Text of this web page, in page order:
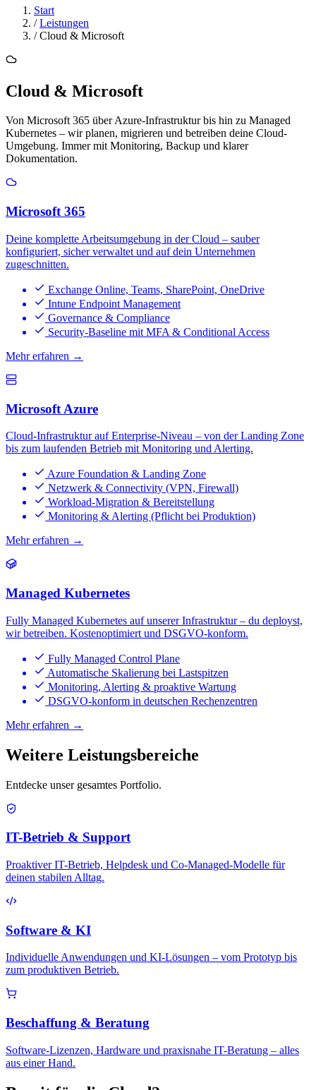
Start
/ Leistungen
/ Cloud & Microsoft
Cloud & Microsoft
Von Microsoft 365 über Azure-Infrastruktur bis hin zu Managed
Kubernetes – wir planen, migrieren und betreiben deine Cloud-
Umgebung. Immer mit Monitoring, Backup und klarer
Dokumentation.
Microsoft 365
Deine komplette Arbeitsumgebung in der Cloud – sauber
konfiguriert, sicher verwaltet und auf dein Unternehmen
zugeschnitten.
Exchange Online, Teams, SharePoint, OneDrive
Intune Endpoint Management
Governance & Compliance
Security-Baseline mit MFA & Conditional Access
Mehr erfahren →
Microsoft Azure
Cloud-Infrastruktur auf Enterprise-Niveau – von der Landing Zone
bis zum laufenden Betrieb mit Monitoring und Alerting.
Azure Foundation & Landing Zone
Netzwerk & Connectivity (VPN, Firewall)
Workload-Migration & Bereitstellung
Monitoring & Alerting (Pflicht bei Produktion)
Mehr erfahren →
Managed Kubernetes
Fully Managed Kubernetes auf unserer Infrastruktur – du deployst,
wir betreiben. Kostenoptimiert und DSGVO-konform.
Fully Managed Control Plane
Automatische Skalierung bei Lastspitzen
Monitoring, Alerting & proaktive Wartung
DSGVO-konform in deutschen Rechenzentren
Mehr erfahren →
Weitere Leistungsbereiche
Entdecke unser gesamtes Portfolio.
IT-Betrieb & Support
Proaktiver IT-Betrieb, Helpdesk und Co-Managed-Modelle für
deinen stabilen Alltag.
Software & KI
Individuelle Anwendungen und KI-Lösungen – vom Prototyp bis
zum produktiven Betrieb.
Beschaffung & Beratung
Software-Lizenzen, Hardware und praxisnahe IT-Beratung – alles
aus einer Hand.